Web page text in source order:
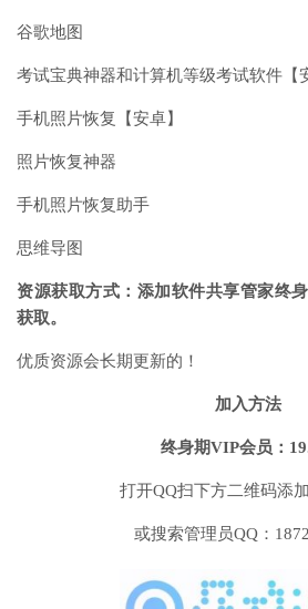
谷歌地图
考试宝典神器和计算机等级考试软件【
手机照片恢复【安卓】
照片恢复神器
手机照片恢复助手
思维导图
资源获取方式：添加软件共享管家终
获取。
优质资源会长期更新的！
加入方法
终身期VIP会员：
打开QQ扫下方二维码添
或搜索管理员QQ：